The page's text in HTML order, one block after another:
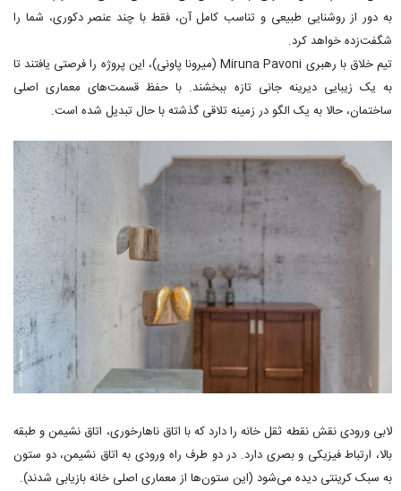
به دور از روشنایی طبیعی و تناسب کامل آن، فقط با چند عنصر دکوری، شما را
شگفت‌زده خواهد کرد.
تیم خلاق با رهبری Miruna Pavoni (میرونا پاونی)، این پروژه را فرصتی یافتند تا
به یک زیبایی دیرینه جانی تازه ببخشند. با حفظ قسمت‌های معماری اصلی
ساختمان، حالا به یک الگو در زمینه تلاقی گذشته با حال تبدیل شده است.
لابی ورودی نقش نقطه ثقل خانه را دارد که با اتاق ناهارخوری، اتاق نشیمن و طبقه
بالا، ارتباط فیزیکی و بصری دارد. در دو طرف راه ورودی به اتاق نشیمن، دو ستون
به سبک کرینتی دیده می‌شود (این ستون‌ها از معماری اصلی خانه بازیابی شدند).